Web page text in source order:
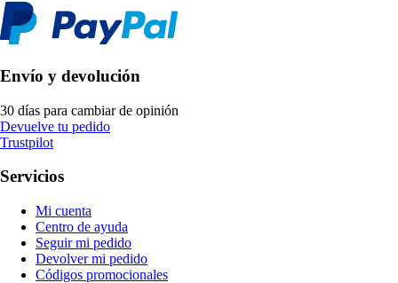
Envío y devolución
30 días para cambiar de opinión
Devuelve tu pedido
Trustpilot
Servicios
Mi cuenta
Centro de ayuda
Seguir mi pedido
Devolver mi pedido
Códigos promocionales